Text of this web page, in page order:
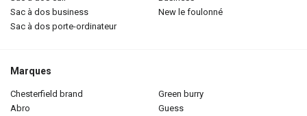
sac à dos business
sac à dos porte-ordinateur
new le foulonné
Marques
chesterfield brand
abro
green burry
guess